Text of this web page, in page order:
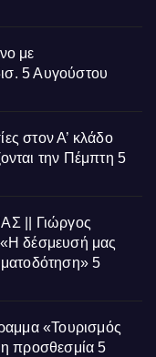
με
5 Αυγούστου
στον Α’ κλάδο
την Πέμπτη 5
|| Γιώργος
δέσμευσή μας
5
«Τουρισμός
προσθεσμία 5